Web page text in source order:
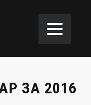
ЗА 2016